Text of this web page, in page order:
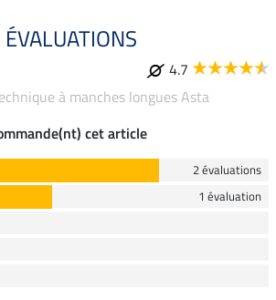
ÉVALUATIONS
4.7
à manches longues Asta
cet article
2 évaluations
1 évaluation